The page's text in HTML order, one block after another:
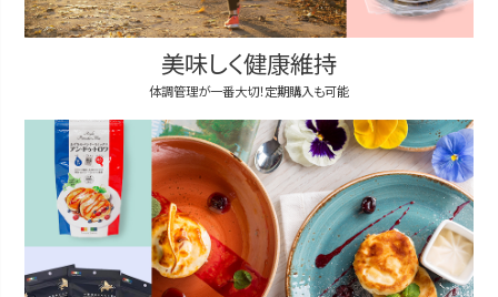
美味しく健康維持
体調管理が一番大切！定期購入も可能